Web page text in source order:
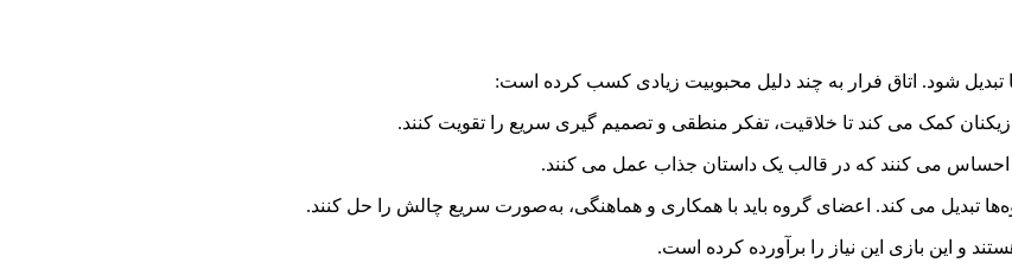
تبدیل شود. اتاق فرار به چند دلیل محبوبیت زیادی کسب کرده است:
کمک می کند تا خلاقیت، تفکر منطقی و تصمیم گیری سریع را تقویت کنند.
و احساس می کنند که در قالب یک داستان جذاب عمل می کنند.
تبدیل می کند. اعضای گروه باید با همکاری و هماهنگی، به‌صورت سریع چالش را حل کنند.
و این بازی این نیاز را برآورده کرده است.